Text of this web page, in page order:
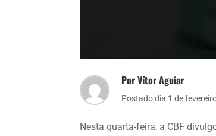
Por Vítor Aguiar
Postado dia 1 de
Nesta quarta-feira, a CBF